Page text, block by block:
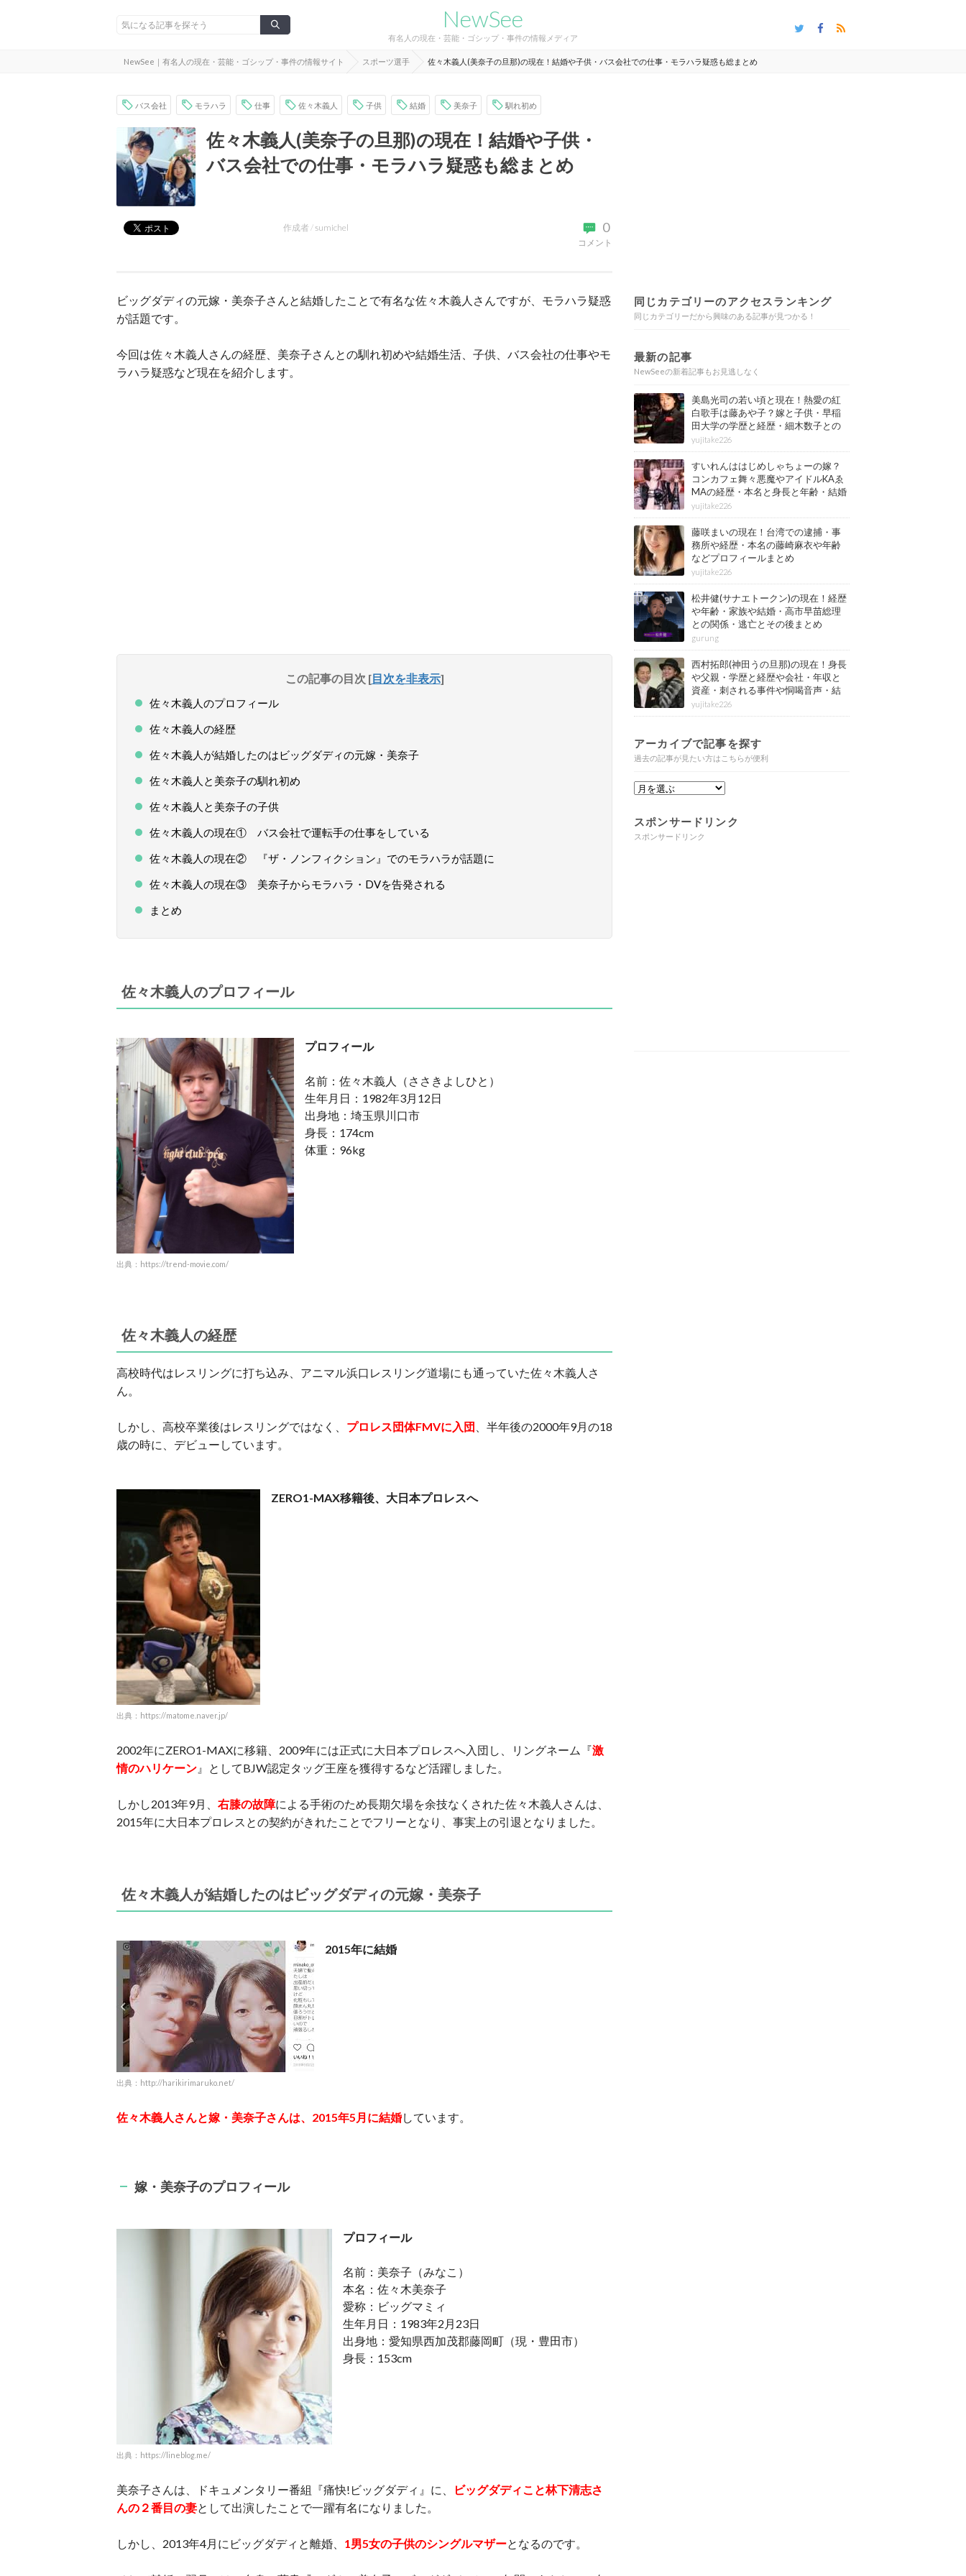
NewSee
有名人の現在・芸能・ゴシップ・事件の情報メディア
NewSee｜有名人の現在・芸能・ゴシップ・事件の情報サイト スポーツ選手 佐々木義人(美奈子の旦那)の現在！結婚や子供・バス会社での仕事・モラハラ疑惑も総まとめ
バス会社 モラハラ 仕事 佐々木義人 子供 結婚 美奈子 馴れ初め
佐々木義人(美奈子の旦那)の現在！結婚や子供・
バス会社での仕事・モラハラ疑惑も総まとめ
0
コメント
作成者 / sumichel
ビッグダディの元嫁・美奈子さんと結婚したことで有名な佐々木義人さんですが、モラハラ疑惑
が話題です。
今回は佐々木義人さんの経歴、美奈子さんとの馴れ初めや結婚生活、子供、バス会社の仕事やモ
ラハラ疑惑など現在を紹介します。
この記事の目次 [目次を非表示]
佐々木義人のプロフィール
佐々木義人の経歴
佐々木義人が結婚したのはビッグダディの元嫁・美奈子
佐々木義人と美奈子の馴れ初め
佐々木義人と美奈子の子供
佐々木義人の現在① バス会社で運転手の仕事をしている
佐々木義人の現在② 『ザ・ノンフィクション』でのモラハラが話題に
佐々木義人の現在③ 美奈子からモラハラ・DVを告発される
まとめ
佐々木義人のプロフィール
出典：https://trend-movie.com/
プロフィール
名前：佐々木義人（ささきよしひと）
生年月日：1982年3月12日
出身地：埼玉県川口市
身長：174cm
体重：96kg
佐々木義人の経歴
高校時代はレスリングに打ち込み、アニマル浜口レスリング道場にも通っていた佐々木義人さ
ん。
しかし、高校卒業後はレスリングではなく、 プロレス団体FMVに入団 、半年後の2000年9月の18
歳の時に、デビューしています。
出典：https://matome.naver.jp/
ZERO1-MAX移籍後、大日本プロレスへ
2002年にZERO1-MAXに移籍、2009年には正式に大日本プロレスへ入団し、リングネーム『激
情のハリケーン 』としてBJW認定タッグ王座を獲得するなど活躍しました。
しかし2013年9月、 右膝の故障による手術のため長期欠場を余技なくされた佐々木義人さんは、
2015年に大日本プロレスとの契約がきれたことでフリーとなり、事実上の引退となりました。
佐々木義人が結婚したのはビッグダディの元嫁・美奈子
出典：http://harikirimaruko.net/
2015年に結婚
佐々木義人さんと嫁・美奈子さんは、2015年5月に結婚しています。
嫁・美奈子のプロフィール
出典：https://lineblog.me/
プロフィール
名前：美奈子（みなこ）
本名：佐々木美奈子
愛称：ビッグマミィ
生年月日：1983年2月23日
出身地：愛知県西加茂郡藤岡町（現・豊田市）
身長：153cm
美奈子さんは、ドキュメンタリー番組『痛快!ビッグダディ』に、
ビッグダディこと林下清志さ
んの２番目の妻として出演したことで一躍有名になりました。
しかし、2013年4月にビッグダディと離婚、 1男5女の子供のシングルマザーとなるのです。
同じカテゴリーのアクセスランキング
同じカテゴリーだから興味のある記事が見つかる！
最新の記事
NewSeeの新着記事もお見逃しなく
美島光司の若い頃と現在！熱愛の紅
白歌手は藤あや子？嫁と子供・早稲
田大学の学歴と経歴・細木数子との
確執もまとめ
yujitake226
すいれんははじめしゃちょーの嫁？
コンカフェ舞々悪魔やアイドルKAゑ
MAの経歴・本名と身長と年齢・結婚
情報もまとめ
yujitake226
藤咲まいの現在！台湾での逮捕・事
務所や経歴・本名の藤崎麻衣や年齢
などプロフィールまとめ
yujitake226
松井健(サナエトークン)の現在！経歴
や年齢・家族や結婚・高市早苗総理
との関係・逃亡とその後まとめ
gurung
西村拓郎(神田うの旦那)の現在！身長
や父親・学歴と経歴や会社・年収と
資産・刺される事件や恫喝音声・結
婚と子供や自宅・脳梗塞の病気もま
とめ
yujitake226
アーカイブで記事を探す
過去の記事が見たい方はこちらが便利
スポンサードリンク
スポンサードリンク